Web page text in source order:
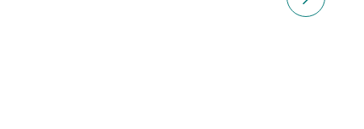
santé et assurance Article